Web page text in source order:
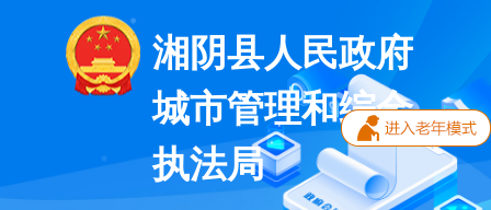
湘阴县人民政府
城市管理和综合
执法局